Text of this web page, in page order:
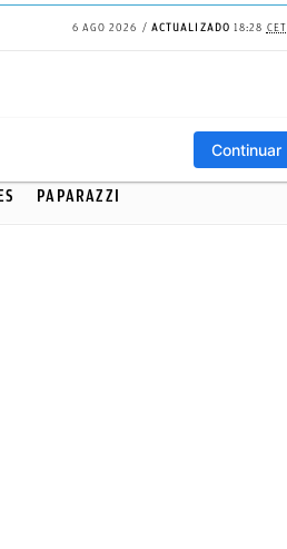
6 AGO 2026 ACTUALIZADO 18:28 CET
PAPARAZZI
Continuar